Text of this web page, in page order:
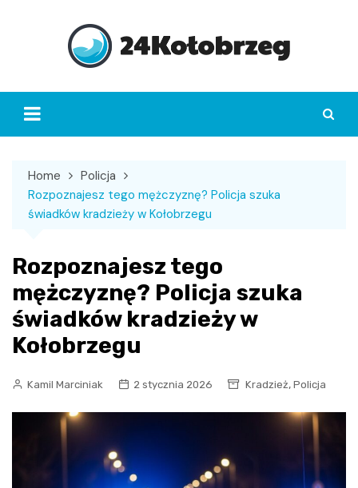
Home
Policja
Rozpoznajesz tego mężczyznę? Policja szuka
świadków kradzieży w Kołobrzegu
Rozpoznajesz tego
mężczyznę? Policja szuka
świadków kradzieży w
Kołobrzegu
Kamil Marciniak 2 stycznia 2026 Kradzież, Policja